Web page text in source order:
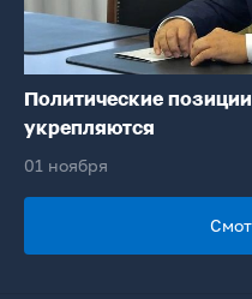
Политические
укрепляются
01 ноября